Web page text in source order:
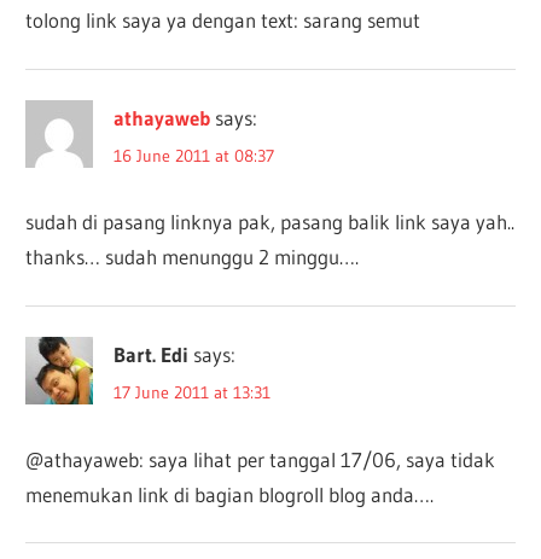
tolong link saya ya dengan text: sarang semut
athayaweb says:
16 June 2011 at 08:37
sudah di pasang linknya pak, pasang balik link saya yah..
thanks… sudah menunggu 2 minggu….
Bart. Edi says:
17 June 2011 at 13:31
@athayaweb: saya lihat per tanggal 17/06, saya tidak
menemukan link di bagian blogroll blog anda….